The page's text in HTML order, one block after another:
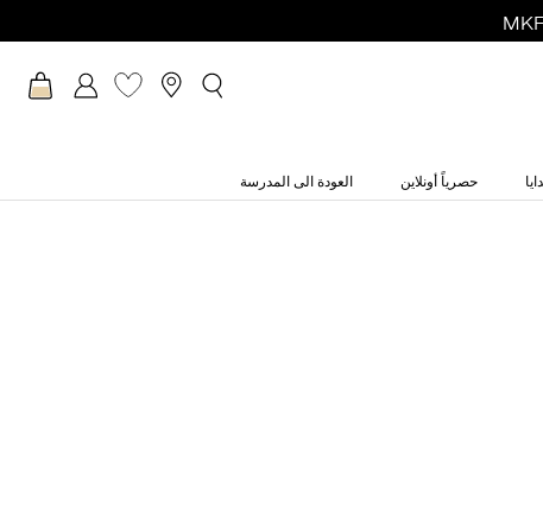
حصرياً أونلاين العودة الى المدرسة